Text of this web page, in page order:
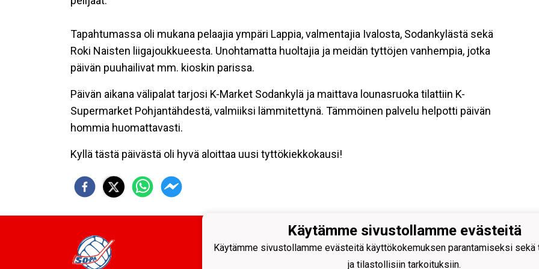
Tapahtumassa oli mukana pelaajia ympäri Lappia, valmentajia Ivalosta, Sodankylästä sekä
Roki Naisten liigajoukkueesta. Unohtamatta huoltajia ja meidän tyttöjen vanhempia, jotka
päivän puuhailivat mm. kioskin parissa.
Päivän aikana välipalat tarjosi K-Market Sodankylä ja maittava lounasruoka tilattiin K-
Supermarket Pohjantähdestä, valmiiksi lämmitettynä. Tämmöinen palvelu helpotti päivän
hommia huomattavasti.
Kyllä tästä päivästä oli hyvä aloittaa uusi tyttökiekkokausi!
Sodankylän Pallo ry - Nuorissa on
tulevaisuus
Käytämme sivustollamme evästeitä
Käytämme sivustollamme evästeitä käyttökokemuksen parantamiseksi sekä
ja tilastollisiin tarkoituksiin.